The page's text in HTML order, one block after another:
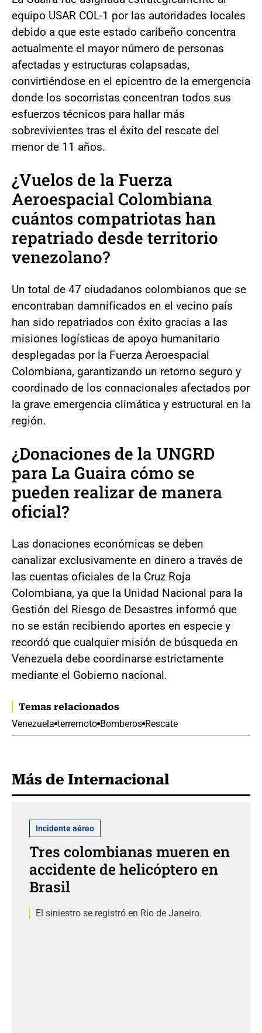
equipo USAR COL-1 por las autoridades locales
debido a que este estado caribeño concentra
actualmente el mayor número de personas
afectadas y estructuras colapsadas,
convirtiéndose en el epicentro de la emergencia
donde los socorristas concentran todos sus
esfuerzos técnicos para hallar más
sobrevivientes tras el éxito del rescate del
menor de 11 años.
¿Vuelos de la Fuerza
Aeroespacial Colombiana
cuántos compatriotas han
repatriado desde territorio
venezolano?
Un total de 47 ciudadanos colombianos que se
encontraban damnificados en el vecino país
han sido repatriados con éxito gracias a las
misiones logísticas de apoyo humanitario
desplegadas por la Fuerza Aeroespacial
Colombiana, garantizando un retorno seguro y
coordinado de los connacionales afectados por
la grave emergencia climática y estructural en la
región.
¿Donaciones de la UNGRD
para La Guaira cómo se
pueden realizar de manera
oficial?
Las donaciones económicas se deben
canalizar exclusivamente en dinero a través de
las cuentas oficiales de la Cruz Roja
Colombiana, ya que la Unidad Nacional para la
Gestión del Riesgo de Desastres informó que
no se están recibiendo aportes en especie y
recordó que cualquier misión de búsqueda en
Venezuela debe coordinarse estrictamente
mediante el Gobierno nacional.
Temas relacionados
Venezuela terremoto Bomberos Rescate
Más de Internacional
Incidente aéreo
Tres colombianas mueren en
accidente de helicóptero en
Brasil
El siniestro se registró en Río de Janeiro.